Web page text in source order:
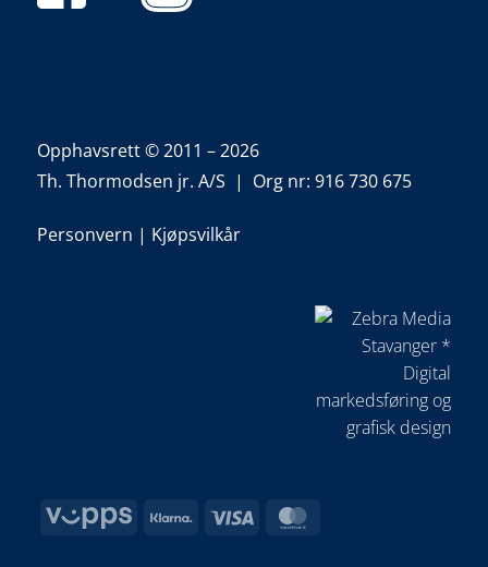
Opphavsrett © 2011 – 2026
Th. Thormodsen jr. A/S | Org nr: 916 730 675
Personvern | Kjøpsvilkår
Vipps Klarna Visa